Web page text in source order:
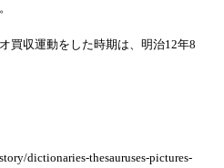
買収運動をした時期は、明治12年8
dictionaries-thesauruses-pictures-